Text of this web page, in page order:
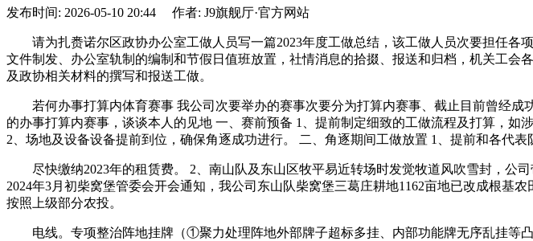
发布时间: 2026-05-10 20:44 作者: J9旗舰厅·官方网站
请为扎赉诺尔区政协办公室工做人员写一篇2023年度工做总结，该工做人员次要担任各
文件制发、办公室轨制的编制和节假日值班放置，社情消息的拾掇、报送和归档，机关工
及政协相关材料的撰写和报送工做。
若何办事打算内体育赛事 我公司次要举办的赛事次要分为打算内赛事、截止目前曾经成
的办事打算内赛事，谈谈本人的见地 一、赛前预备 1、提前制定细致的工做流程及打算，
2、场地及设备设备提前到位，确保角逐成功进行。 二、角逐期间工做放置 1、提前和各代
尽快缴纳2023年的租赁费。 2、南山队及东山区牧平易近转场时发觉牧道风吹雪封，公
2024年3月初柴窝堡管委会开会通知，我公司东山队柴窝堡三葛庄耕地1162亩地已改成根基
按照上级部分农投。
电线。专项整治阵地挂牌（①聚力处理阵地外部牌子超标多挂、内部功能牌无序乱挂等